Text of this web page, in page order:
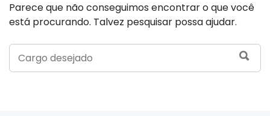
Parece que não conseguimos encontrar o que você
está procurando. Talvez pesquisar possa ajudar.
SEARCH
FOR: